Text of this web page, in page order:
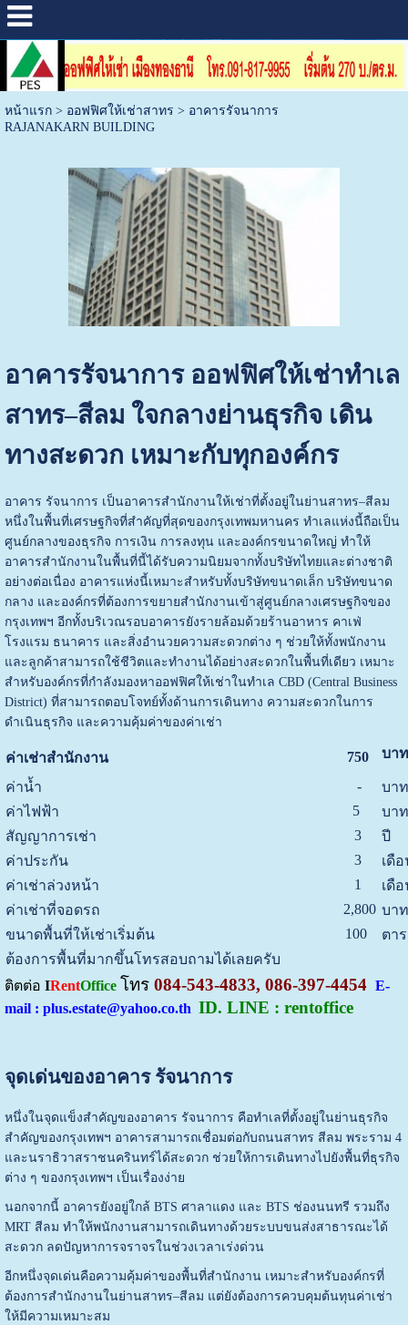
หน้าแรก> ออฟฟิศให้เช่าสาทร > อาคารรัจนาการ
RAJANAKARN BUILDING
อาคารรัจนาการ ออฟฟิศให้เช่าทำเล
สาทร–สีลม ใจกลางย่านธุรกิจ เดิน
ทางสะดวก เหมาะกับทุกองค์กร
อาคาร รัจนาการ เป็นอาคารสำนักงานให้เช่าที่ตั้งอยู่ในย่านสาทร–สีลม
หนึ่งในพื้นที่เศรษฐกิจที่สำคัญที่สุดของกรุงเทพมหานคร ทำเลแห่งนี้ถือเป็น
ศูนย์กลางของธุรกิจ การเงิน การลงทุน และองค์กรขนาดใหญ่ ทำให้
อาคารสำนักงานในพื้นที่นี้ได้รับความนิยมจากทั้งบริษัทไทยและต่างชาติ
อย่างต่อเนื่อง อาคารแห่งนี้เหมาะสำหรับทั้งบริษัทขนาดเล็ก บริษัทขนาด
กลาง และองค์กรที่ต้องการขยายสำนักงานเข้าสู่ศูนย์กลางเศรษฐกิจของ
กรุงเทพฯ อีกทั้งบริเวณรอบอาคารยังรายล้อมด้วยร้านอาหาร คาเฟ่
โรงแรม ธนาคาร และสิ่งอำนวยความสะดวกต่าง ๆ ช่วยให้ทั้งพนักงาน
และลูกค้าสามารถใช้ชีวิตและทำงานได้อย่างสะดวกในพื้นที่เดียว เหมาะ
สำหรับองค์กรที่กำลังมองหาออฟฟิศให้เช่าในทำเล CBD (Central Business
District) ที่สามารถตอบโจทย์ทั้งด้านการเดินทาง ความสะดวกในการ
ดำเนินธุรกิจ และความคุ้มค่าของค่าเช่า
ค่าเช่าสำนักงาน 750 บา
ค่าน้ำ -
บา
ค่าไฟฟ้า
5
บา
สัญญาการเช่า
3
ปี
ค่าประกัน
3
เดื
ค่าเช่าล่วงหน้า
1
เดื
ค่าเช่าที่จอดรถ
2,800 บา
ขนาดพื้นที่ให้เช่าเริ่มต้น
100
ตา
ต้องการพื้นที่มากขึ้นโทรสอบถามได้เลยครับ
ติตต่อ IRentOffice โทร084-543-4833, 086-397-4454 E-
mail : plus.estate@yahoo.co.th ID. LINE : rentoffice
จุดเด่นของอาคาร รัจนาการ
หนึ่งในจุดแข็งสำคัญของอาคาร รัจนาการ คือทำเลที่ตั้งอยู่ในย่านธุรกิจ
สำคัญของกรุงเทพฯ อาคารสามารถเชื่อมต่อกับถนนสาทร สีลม พระราม 4
และนราธิวาสราชนครินทร์ได้สะดวก ช่วยให้การเดินทางไปยังพื้นที่ธุรกิจ
ต่าง ๆ ของกรุงเทพฯ เป็นเรื่องง่าย
นอกจากนี้ อาคารยังอยู่ใกล้ BTS ศาลาแดง และ BTS ช่องนนทรี รวมถึง
MRT สีลม ทำให้พนักงานสามารถเดินทางด้วยระบบขนส่งสาธารณะได้
สะดวก ลดปัญหาการจราจรในช่วงเวลาเร่งด่วน
อีกหนึ่งจุดเด่นคือความคุ้มค่าของพื้นที่สำนักงาน เหมาะสำหรับองค์กรที่
ต้องการสำนักงานในย่านสาทร–สีลม แต่ยังต้องการควบคุมต้นทุนค่าเช่า
ให้มีความเหมาะสม